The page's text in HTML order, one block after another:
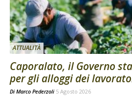
ATTUALITÀ
Caporalato, il Governo
per gli alloggi dei
Di Marco Pederzoli 5 Agosto 2026